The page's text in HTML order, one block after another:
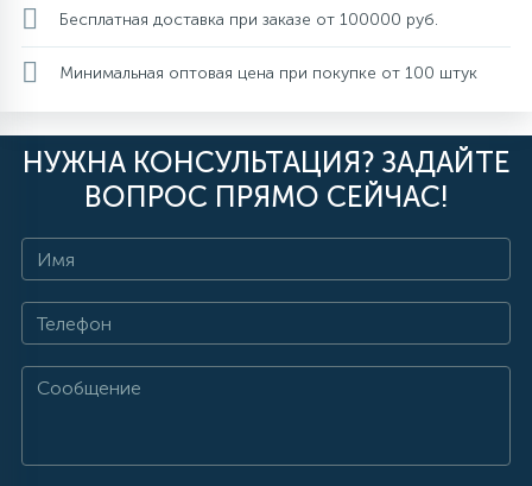
Бесплатная доставка при заказе от 100000 руб.
Минимальная оптовая цена при покупке от 100 штук
НУЖНА КОНСУЛЬТАЦИЯ? ЗАДАЙТЕ
ВОПРОС ПРЯМО СЕЙЧАС!